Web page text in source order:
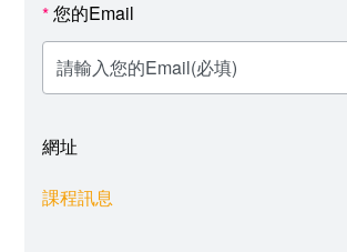
*您的Email
網址
課程訊息